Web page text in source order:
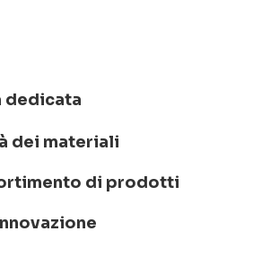
dedicata
dei materiali
di prodotti